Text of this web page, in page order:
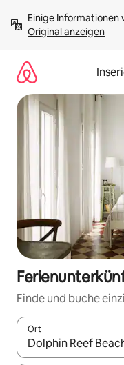
Inhalten
springenOriginal anzeigen
Finde und buche
Ort
Wenn Ergebnisse